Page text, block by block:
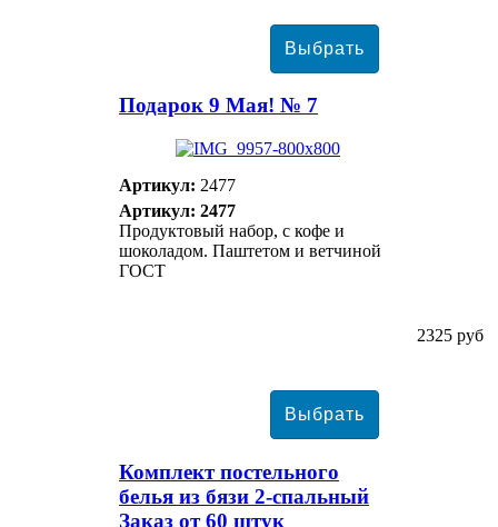
Подарок 9 Мая! № 7
Артикул: 2477
Артикул: 2477
Продуктовый набор, с кофе и
шоколадом. Паштетом и ветчиной
ГОСТ
2325 руб
Комплект постельного
белья из бязи 2-спальный
Заказ от 60 штук